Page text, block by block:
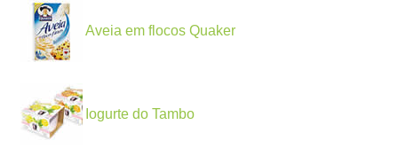
Aveia em flocos Quaker
Iogurte do Tambo